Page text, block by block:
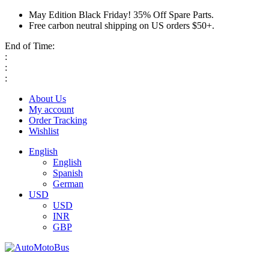
May Edition Black Friday! 35% Off Spare Parts.
Free carbon neutral shipping on US orders $50+.
End of Time:
:
:
:
About Us
My account
Order Tracking
Wishlist
English
English
Spanish
German
USD
USD
INR
GBP